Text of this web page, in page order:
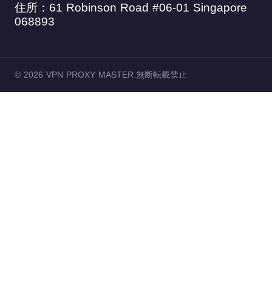
住所：61 Robinson Road #06-01 Singapore
068893
© 2026 VPN PROXY MASTER.無断転載禁止